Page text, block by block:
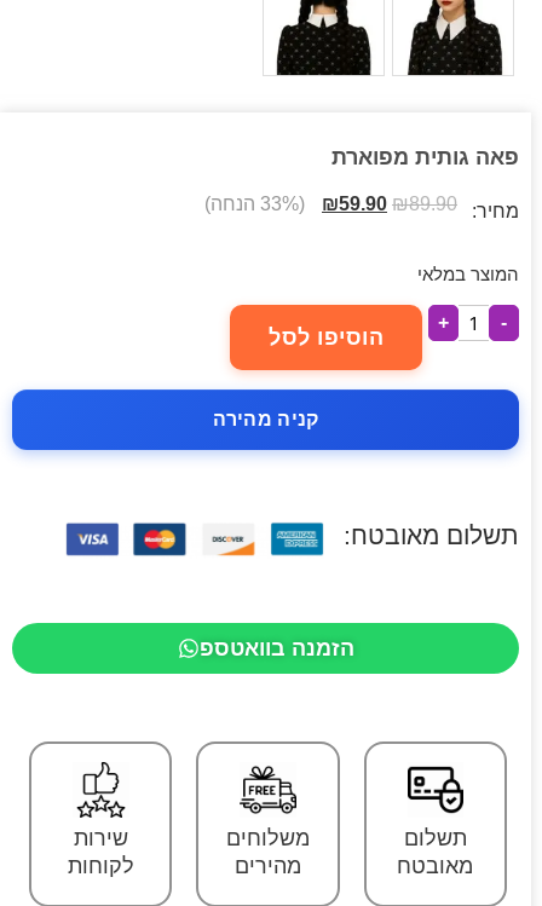
פאה גותית מפוארת
מחיר: ₪89.90
₪59.90 (33% הנחה)
המוצר במלאי
-
+
הוסיפו לסל
קניה מהירה
תשלום מאובטח:
הזמנה בוואטספ
תשלום
מאובטח
משלוחים
מהירים
שירות
לקוחות